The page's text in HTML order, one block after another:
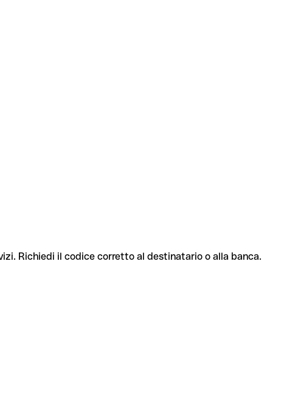
Richiedi il codice corretto al destinatario o alla banca.